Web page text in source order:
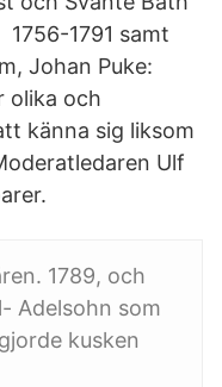
1791 samt
Johan Puke:
olika och
känna sig liksom
Ulf
1789, och
Adelsohn som
kusken